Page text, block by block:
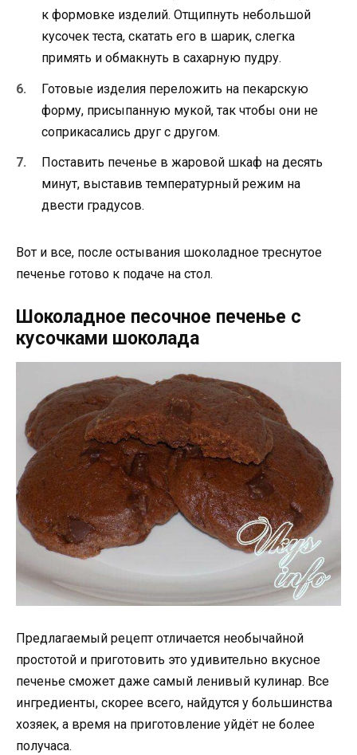
к формовке изделий. Отщипнуть небольшой
кусочек теста, скатать его в шарик, слегка
примять и обмакнуть в сахарную пудру.
Готовые изделия переложить на пекарскую
форму, присыпанную мукой, так чтобы они не
соприкасались друг с другом.
Поставить печенье в жаровой шкаф на десять
минут, выставив температурный режим на
двести градусов.
Вот и все, после остывания шоколадное треснутое
печенье готово к подаче на стол.
Шоколадное песочное печенье с
кусочками шоколада
Предлагаемый рецепт отличается необычайной
простотой и приготовить это удивительно вкусное
печенье сможет даже самый ленивый кулинар. Все
ингредиенты, скорее всего, найдутся у большинства
хозяек, а время на приготовление уйдёт не более
получаса.